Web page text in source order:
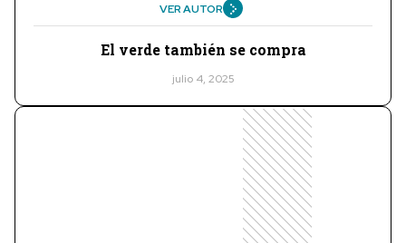
VER AUTOR
El verde también se compra
julio 4, 2025